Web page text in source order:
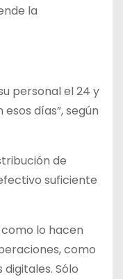
la
personal el 24 y
días”, según
de
suficiente
lo hacen
como
Sólo